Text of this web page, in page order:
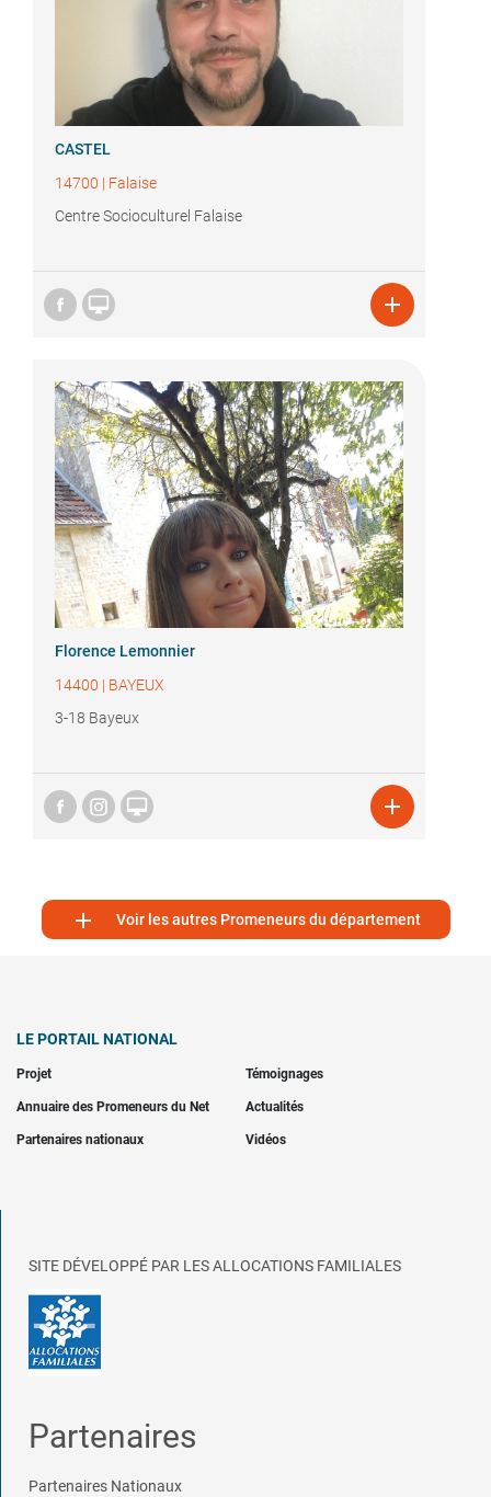
CASTEL
14700 | Falaise
Centre Socioculturel Falaise
 
Florence Lemonnier
14400 | BAYEUX
3-18 Bayeux
 
 Voir les autres Promeneurs du département
LE PORTAIL NATIONAL
Projet Témoignages
Annuaire des Promeneurs du Net Actualités
Partenaires nationaux Vidéos
SITE DÉVELOPPÉ PAR LES ALLOCATIONS FAMILIALES
Partenaires
Partenaires Nationaux